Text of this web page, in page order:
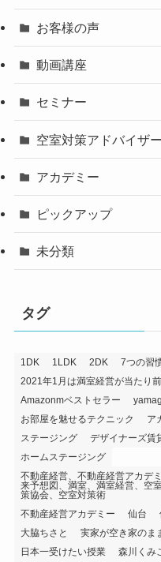
お客様の声
動画講座
セミナー
空室対策アドバイザー
アカデミー
ピックアップ
未分類
タグ
1DK 1LDK 2DK
7つの習
2021年1月は満室経営が当たり
Amazonmベストセラー
お部屋を魅せるテクニック
ア
ステージング
デザイナーズ賃
ホームステージング
不動産経営、不動産経営アカデ
来予想図、満室、満室経営、空
策協会、空室対策術
不動産経営アカデミー
仙台
大脇ちさと
実家が空き家のま
日本一受けたい授業
森川くみ